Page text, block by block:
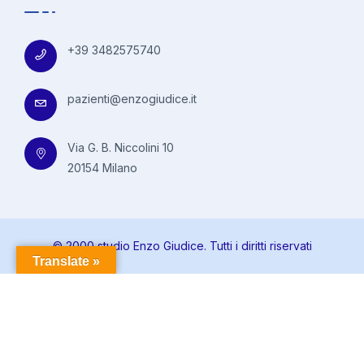
+39 3482575740
pazienti@enzogiudice.it
Via G. B. Niccolini 10
20154 Milano
© 2000 studio Enzo Giudice. Tutti i diritti riservati
Translate »